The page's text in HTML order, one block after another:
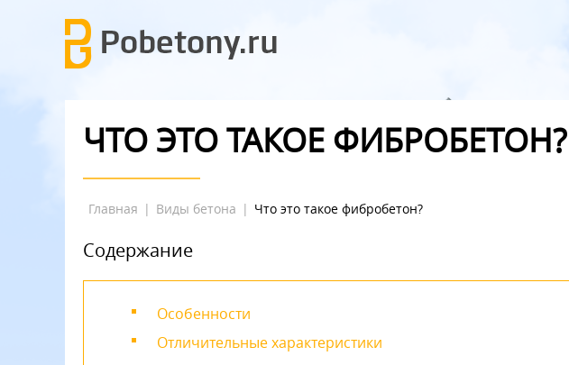
ЧТО ЭТО ТАКОЕ ФИБРОБЕТОН?
Главная | Виды бетона | Что это такое фибробетон?
Содержание
Особенности
Отличительные характеристики